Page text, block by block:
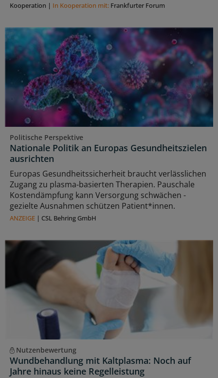
Kooperation | In Kooperation mit: Frankfurter Forum
Politische Perspektive
Nationale Politik an Europas Gesundheitszielen
ausrichten
Europas Gesundheitssicherheit braucht verlässlichen
Zugang zu plasma‑basierten Therapien. Pauschale
Kostendämpfung kann Versorgung schwächen -
gezielte Ausnahmen schützen Patient*innen.
ANZEIGE | CSL Behring GmbH
Nutzenbewertung
Wundbehandlung mit Kaltplasma: Noch auf
Jahre hinaus keine Regelleistung